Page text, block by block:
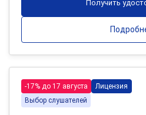
Получить
-17% до 17 августа
Лицензия
Выбор слушателей